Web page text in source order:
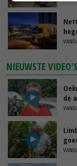
NIEUWSTE VIDEO'S
de